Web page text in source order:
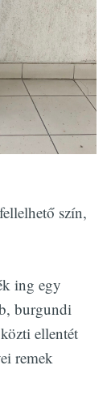
szín,
ing egy
burgundi
ellentét
remek